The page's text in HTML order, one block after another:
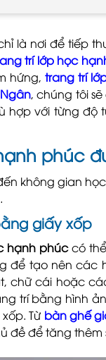
là nơi để tiếp
trí lớp học
hứng, trang trí
, chúng tôi
với từng độ
phúc
không gian
giấy xốp
hạnh phúccó
để tạo nên các
chữ cái hoặc
trí bằng hình
Từ bàn ghế
đề để tăng